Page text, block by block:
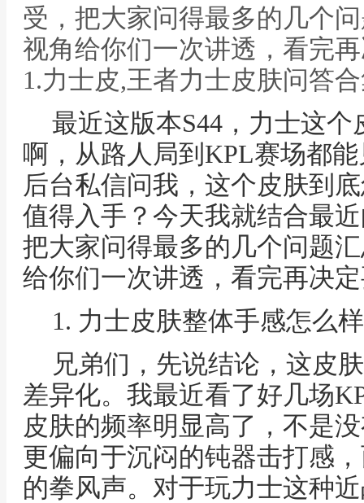
受，把大家问得最多的几个
视角给你们一次讲透，看完
1.力士皮,王者力士皮肤问答
最近这版本S44，力士这
啊，从路人局到KPL赛场都
后台私信问我，这个皮肤到
值得入手？今天我就结合最
把大家问得最多的几个问题
给你们一次讲透，看完再决
1. 力士皮肤整体手感怎么
兄弟们，先说结论，这皮
差异化。我最近看了好几场
皮肤的频率明显高了，不是
更偏向于沉闷的钝器击打感
的拳风声。对于玩力士这种